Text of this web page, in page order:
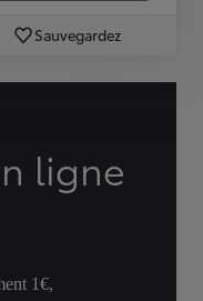
Sauvegardez
ligne
1€,